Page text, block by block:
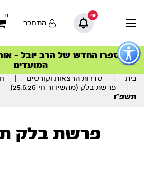
כפתור
לפתיחת
תפריט
9+
0
התחבר
סדרות
הסדרה המובילה החודש –
ספרו החדש של הרב יובל –
המועדים
הצטרפו למהפכת הבריאות
סדרות
הסדרה המובילה החודש –
תוכן
מרכזי
בית סדרות הרצאות וקורסים
פרשת בלק (מהשידור חי 25.6.26)
תשפ”ו
פרשת בלק